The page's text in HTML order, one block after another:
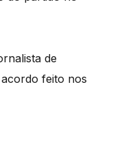
de
feito nos